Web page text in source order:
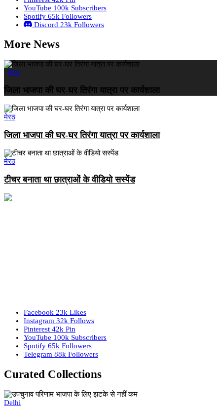
YouTube 100k Subscribers
Spotify 65k Followers
Discord 23k Followers
More News
मेरठ
जिला भाजपा की घर-घर तिरंगा यात्रा पर कार्यशाला
मेरठ
जिला भाजपा की घर-घर तिरंगा यात्रा पर कार्यशाला
मेरठ
टीचर बनाता था छात्राओं के वीडियो सस्पेंड
Facebook 23k Likes
Instagram 32k Follows
Pinterest 42k Pin
YouTube 100k Subscribers
Spotify 65k Followers
Telegram 88k Followers
Curated Collections
Delhi